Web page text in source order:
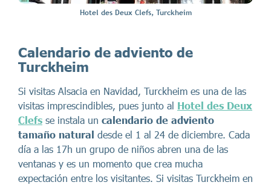
Hotel des Deux Clefs, Turckheim
Calendario de adviento de
Turckheim
Si visitas Alsacia en Navidad, Turckheim es una de las
visitas imprescindibles, pues junto al Hotel des Deux
Clefs se instala un calendario de adviento
tamaño natural desde el 1 al 24 de diciembre. Cada
día a las 17h un grupo de niños abren una de las
ventanas y es un momento que crea mucha
expectación entre los visitantes. Si visitas Turckheim en